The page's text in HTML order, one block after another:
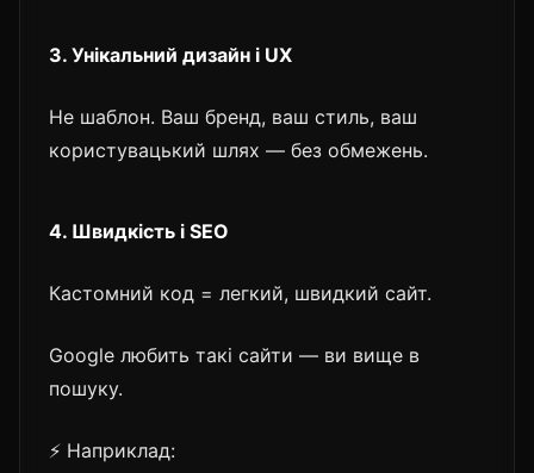
3. Унікальний дизайн і UX
Не шаблон. Ваш бренд, ваш стиль, ваш
користувацький шлях — без обмежень.
4. Швидкість і SEO
Кастомний код = легкий, швидкий сайт.
Google любить такі сайти — ви вище в
пошуку.
⚡ Наприклад: